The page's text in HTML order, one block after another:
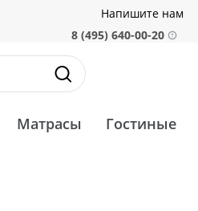
Напишите нам
8 (495) 640-00-20
Матрасы Гостиные